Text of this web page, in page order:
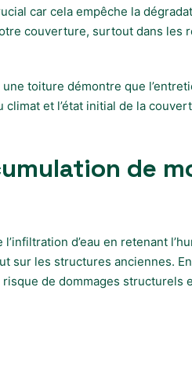
car cela empêche la
couverture, surtout dans les
toiture démontre que
et l’état initial de la
de
d’eau en retenant
sur les structures anciennes.
de dommages structurels